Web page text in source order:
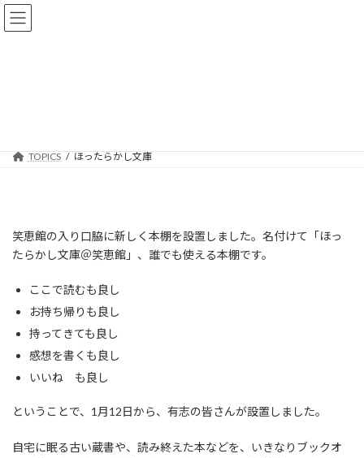
コ
ン
プ
ナ
ビ
動
TOPICS ほったらかし文庫
笑恵館の入り口脇に新しく本棚を設置しました。名付けて「ほっ
たらかし文庫＠笑恵館」、誰でも使える本棚です。
ここで読むも良し
お持ち帰りも良し
持ってきても良し
感想を書くも良し
いいね も良し
ということで、1月12日から、有志の皆さんが設置しました。
自宅に眠る古い蔵書や、読み終えた本などを、いきなりブックオ